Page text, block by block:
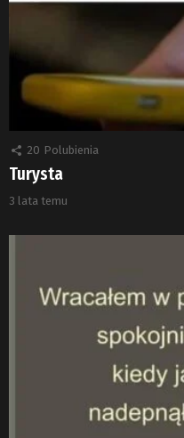
20 Polubienia
Turysta
3 lata temu